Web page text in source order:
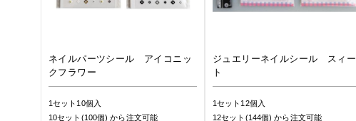
ネイルパーツシール アイコニッ
クフラワー
1セット10個入
10セット(100個)から注文可能
ジュエリーネイルシール スィー
ト
1セット12個入
12セット(144個)から注文可能